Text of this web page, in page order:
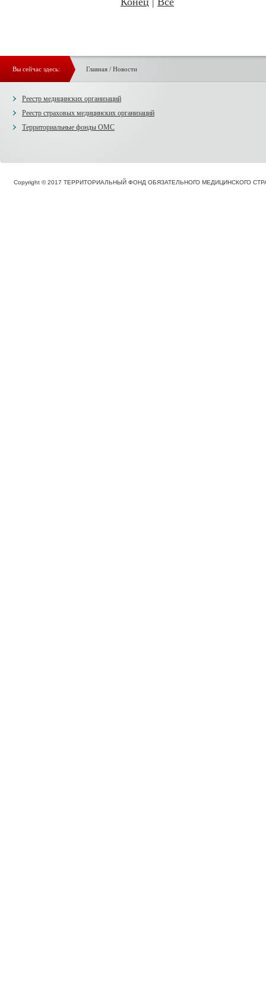
Вы сейчас здесь: Главная/ Новости
Реестр медицинских организаций
Реестр страховых медицинских организаций
Территориальные фонды ОМС
Copyright © 2017 ТЕРРИТОРИАЛЬНЫЙ ФОНД ОБЯЗАТЕЛЬНОГО МЕДИЦИНСКОГО